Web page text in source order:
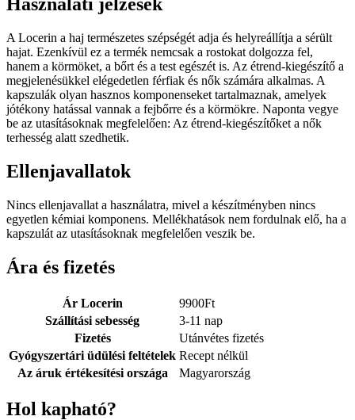
Használati jelzések
A Locerin a haj természetes szépségét adja és helyreállítja a sérült
hajat. Ezenkívül ez a termék nemcsak a rostokat dolgozza fel,
hanem a körmöket, a bőrt és a test egészét is. Az étrend-kiegészítő a
megjelenésükkel elégedetlen férfiak és nők számára alkalmas. A
kapszulák olyan hasznos komponenseket tartalmaznak, amelyek
jótékony hatással vannak a fejbőrre és a körmökre. Naponta vegye
be az utasításoknak megfelelően: Az étrend-kiegészítőket a nők
terhesség alatt szedhetik.
Ellenjavallatok
Nincs ellenjavallat a használatra, mivel a készítményben nincs
egyetlen kémiai komponens. Mellékhatások nem fordulnak elő, ha a
kapszulát az utasításoknak megfelelően veszik be.
Ára és fizetés
Ár Locerin 9900Ft
Szállítási sebesség
3-11 nap
Fizetés
Utánvétes fizetés
Gyógyszertári üdülési feltételek Recept nélkül
Az áruk értékesítési országa
Magyarország
Hol kapható?